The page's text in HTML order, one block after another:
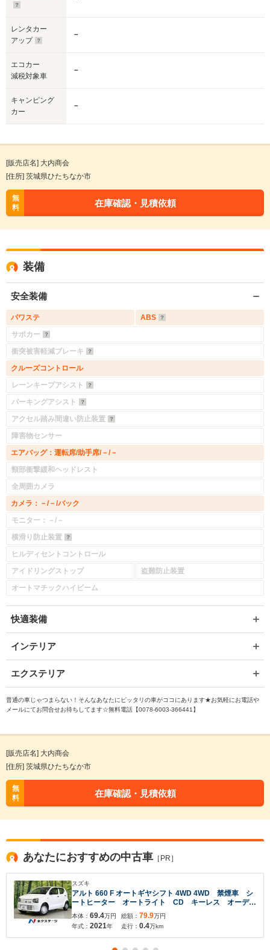
レンタカー
アップ
－
エコカー
減税対象車
－
キャンピング
カー
－
[販売店名] 大内商会
[住所] 茨城県ひたちなか市
無
料
在庫確認・見積依頼
装備
安全装備
パワステ
ABS
サポカー
衝突被害軽減ブレーキ
クルーズコントロール
レーンキープアシスト
パーキングアシスト
アクセル踏み間違い防止装置
障害物センサー
エアバッグ：運転席/助手席/－/－
頸部衝撃緩和ヘッドレスト
全周囲カメラ
カメラ：－/－/バック
モニター：－/－
横滑り防止装置
ヒルディセントコントロール
アイドリングストップ
盗難防止装置
オートマチックハイビーム
快適装備
インテリア
エクステリア
普通の車じゃつまらない！そんなあなたにピッタリの車がココにあります★お気軽にお電話や
メールにてお問合せお待ちしてます☆無料電話【0078-6003-366441】
[販売店名] 大内商会
[住所] 茨城県ひたちなか市
無
料
在庫確認・見積依頼
あなたにおすすめの中古車 ［PR］
スズキ
アルト 660 F オートギヤシフト 4WD 4WD 禁煙車 シ
ートヒーター オートライト CD キーレス オーディ
オ エアコン トラクションコントロール ヘッドライ
トレベライザー パワーウィンドウ パワーステアリン
グ ドアバイザー
本体： 69.4万円
年式： 2021年
総額： 79.9万円
走行： 0.4万km